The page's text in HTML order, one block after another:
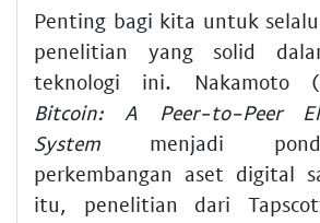
Penting bagi kita untuk
penelitian yang solid
teknologi ini. Nakamoto
Bitcoin: A Peer-to-Peer
System menjadi
perkembangan aset digital
itu, penelitian dari